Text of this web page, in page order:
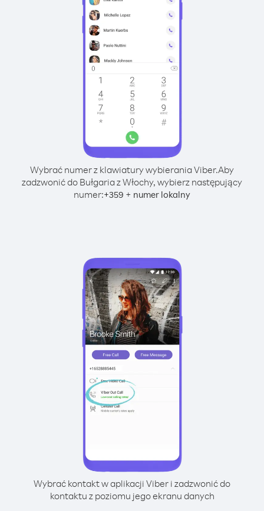
Wybrać numer z klawiatury wybierania Viber.Aby
zadzwonić do Bułgaria z Włochy, wybierz następujący
numer:+359 + numer lokalny
Wybrać kontakt w aplikacji Viber i zadzwonić do
kontaktu z poziomu jego ekranu danych